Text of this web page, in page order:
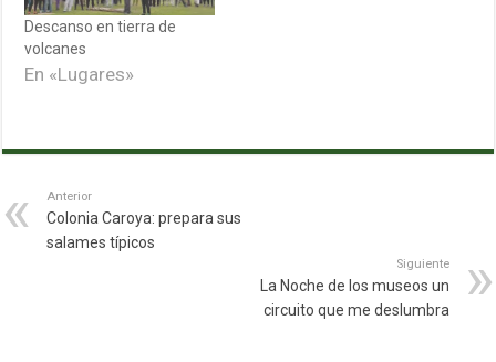
Descanso en tierra de
volcanes
En «Lugares»
Anterior
Colonia Caroya: prepara sus
salames típicos
Siguiente
La Noche de los museos un
circuito que me deslumbra